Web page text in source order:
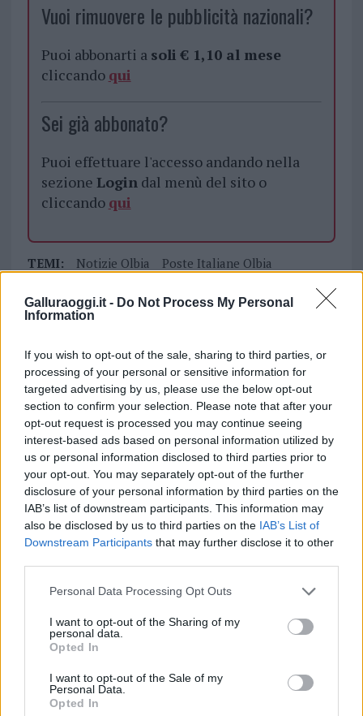
Galluraoggi.it - Do Not Process My Personal
Information
If you wish to opt-out of the sale, sharing to third parties, or
processing of your personal or sensitive information for
targeted advertising by us, please use the below opt-out
section to confirm your selection. Please note that after your
opt-out request is processed you may continue seeing
interest-based ads based on personal information utilized by
us or personal information disclosed to third parties prior to
your opt-out. You may separately opt-out of the further
disclosure of your personal information by third parties on the
IAB’s list of downstream participants. This information may
also be disclosed by us to third parties on the IAB’s List of
Downstream Participants that may further disclose it to other
Please note that this website/app uses one or more Google
not limited to your visit or usage behaviour. You may click to
grant or deny consent to Google and its third-party tags to
use your data for below specified purposes in below Google
consent section.
Personal Data Processing Opt Outs
I want to opt-out of the Sharing of my
personal data.
Opted In
I want to opt-out of the Sale of my
Personal Data.
Opted In
Vuoi rimuovere le pubblicità nazionali?
Puoi abbonarti a soli € 1,10 al mese
cliccando qui
Sei già abbonato?
Puoi effettuare l'accesso andando nella
sezione Logindal menù del sito o
cliccando qui
TEMI: Notizie Olbia
Poste Italiane Olbia
Ufficio Postale Olbia
Entra nel canale telegram di
GalluraOggi.it
Inviaci le tue segnalazioni,
i tuoi video e le tue foto
Su WhatsApp al numero +39
345 356 7512
Ricevi le nostre ultime news